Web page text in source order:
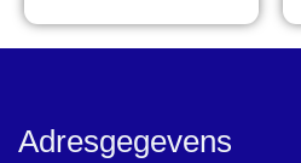
Adresgegevens